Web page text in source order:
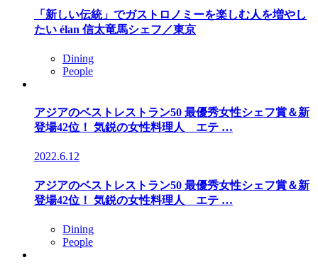
「新しい伝統」でガストロノミーを楽しむ人を増やし
たい élan 信太竜馬シェフ／東京
Dining
People
アジアのベストレストラン50 最優秀女性シェフ賞＆新
登場42位！ 気鋭の女性料理人 エテ …
2022.6.12
アジアのベストレストラン50 最優秀女性シェフ賞＆新
登場42位！ 気鋭の女性料理人 エテ …
Dining
People